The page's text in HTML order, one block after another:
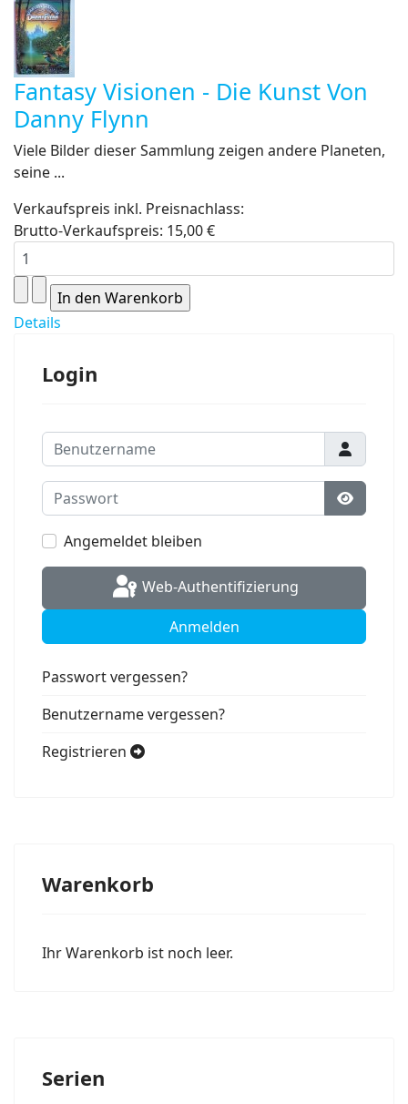
Fantasy Visionen - Die Kunst Von
Danny Flynn
Viele Bilder dieser Sammlung zeigen andere Planeten,
seine ...
Verkaufspreis inkl. Preisnachlass:
Brutto-Verkaufspreis: 15,00 €
Details
Login
Benutzername
Passwort
Angemeldet bleiben
Web-Authentifizierung
Anmelden
Passwort vergessen?
Benutzername vergessen?
Registrieren
Warenkorb
Ihr Warenkorb ist noch leer.
Serien